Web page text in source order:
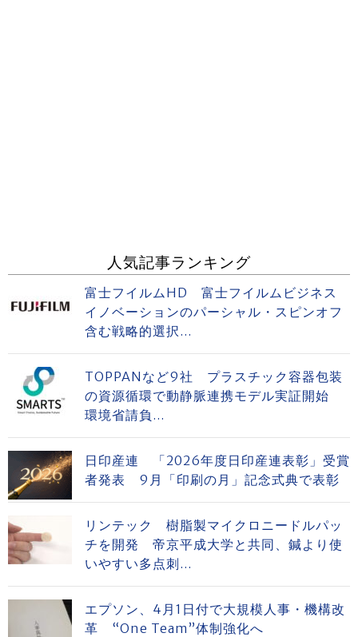
人気記事ランキング
富士フイルムHD 富士フイルムビジネス
イノベーションのパーシャル・スピンオフ
含む戦略的選択...
TOPPANなど9社 プラスチック容器包装
の資源循環で動静脈連携モデル実証開始
環境省請負...
日印産連 「2026年度日印産連表彰」受賞
者発表 9月「印刷の月」記念式典で表彰
リンテック 樹脂製マイクロニードルパッ
チを開発 帝京平成大学と共同、鍼より使
いやすい多点刺...
エプソン、4月1日付で大規模人事・機構改
革 “One Team”体制強化へ